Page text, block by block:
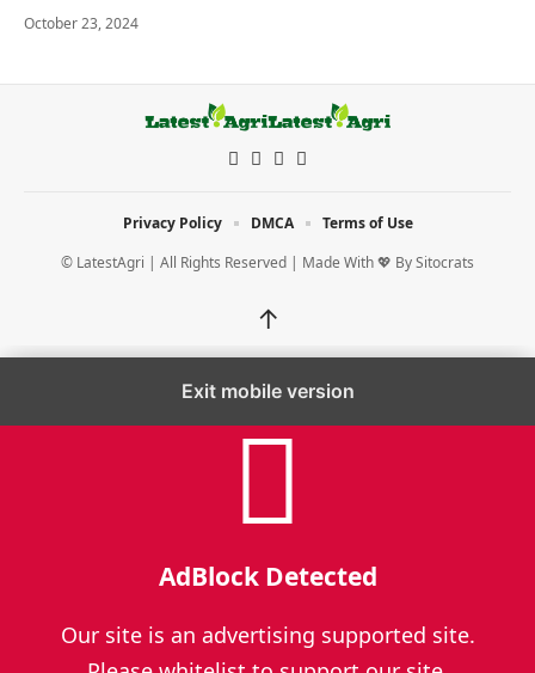
October 23, 2024
© LatestAgri | All Rights Reserved | Made With 💖 BySitocrats
Privacy Policy DMCA Terms of Use
↑
Exit mobile version
AdBlock Detected
Our site is an advertising supported site.